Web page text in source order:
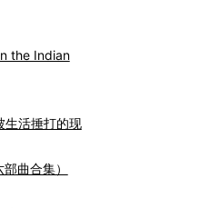
the Indian
生活捶打的现
曲合集）